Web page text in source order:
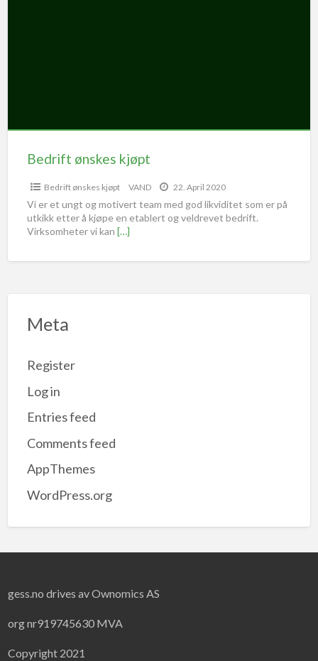
Bedrift ønskes kjøpt
Bedrift ønskes kjøpt VAND 22. April 2020
Vi er et ungt og motivert team med god likviditet som er på
utkikk etter å kjøpe en etablert og veldrevet bedrift.
Virksomheter vi kan […]
Meta
Register
Log in
Entries feed
Comments feed
AppThemes
WordPress.org
gess.no drives av Ownomics AS
org nr919745630 MVA
Copyright 2021